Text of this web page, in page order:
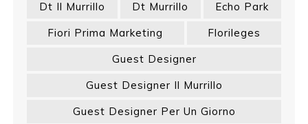
Dt Il Murrillo
Dt Murrillo
Echo Park
Fiori Prima Marketing
Florileges
Guest Designer
Guest Designer Il Murrillo
Guest Designer Per Un Giorno